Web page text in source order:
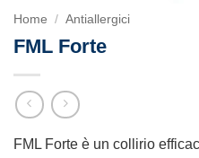
Home / Antiallergici
FML Forte
FML Forte è un collirio